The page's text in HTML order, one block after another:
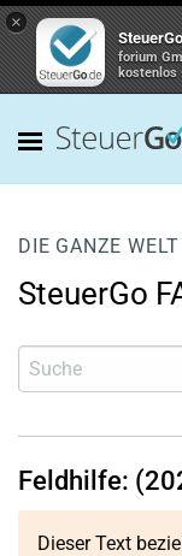
×
forium
kostenlos
DIE GANZE
SteuerGo
Feldhilfe:
Dieser Text